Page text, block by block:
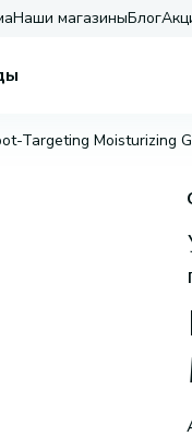
Наши магазиныБлог
Targeting Moisturizing